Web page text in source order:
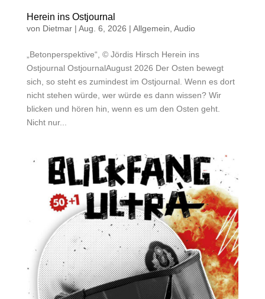
Herein ins Ostjournal
von Dietmar| Aug. 6, 2026 | Allgemein Audio
„Betonperspektive“, © Jördis Hirsch Herein ins
Ostjournal OstjournalAugust 2026 Der Osten bewegt
sich, so steht es zumindest im Ostjournal. Wenn es dort
nicht stehen würde, wer würde es dann wissen? Wir
blicken und hören hin, wenn es um den Osten geht.
Nicht nur...